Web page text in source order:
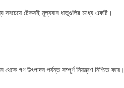
সবচেয়ে টেকসই মূল্যবান ধাতুগুলির মধ্যে একটি।
গণ উৎপাদন পর্যন্ত সম্পূর্ণ নিয়ন্ত্রণ নিশ্চিত করে।